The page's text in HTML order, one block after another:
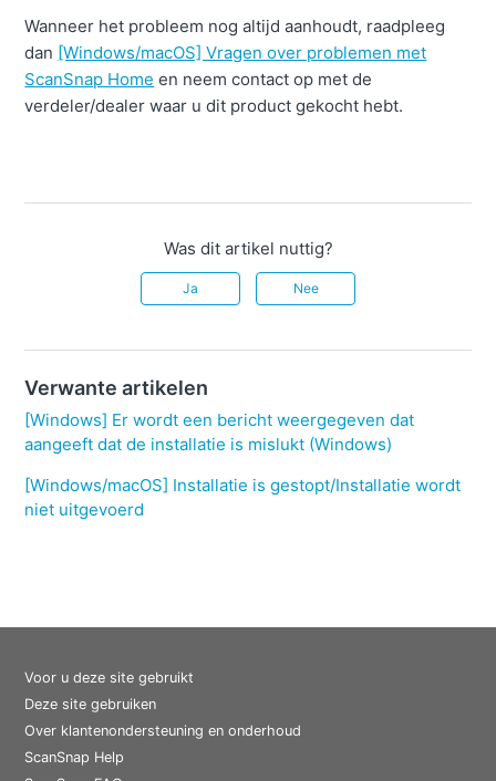
Wanneer het probleem nog altijd aanhoudt, raadpleeg
dan [Windows/macOS] Vragen over problemen met
ScanSnap Home en neem contact op met de
verdeler/dealer waar u dit product gekocht hebt.
Was dit artikel nuttig?
Ja Nee
Verwante artikelen
[Windows] Er wordt een bericht weergegeven dat
aangeeft dat de installatie is mislukt (Windows)
[Windows/macOS] Installatie is gestopt/Installatie wordt
niet uitgevoerd
Voor u deze site gebruikt
Deze site gebruiken
Over klantenondersteuning en onderhoud
ScanSnap Help